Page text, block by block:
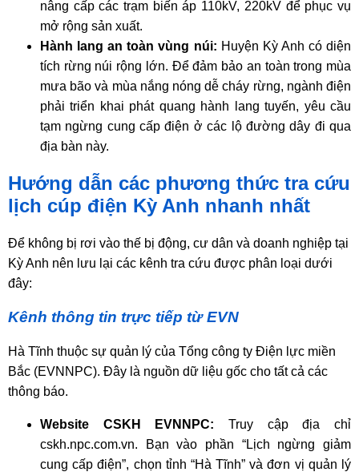
nâng cấp các trạm biến áp 110kV, 220kV để phục vụ
mở rộng sản xuất.
Hành lang an toàn vùng núi: Huyện Kỳ Anh có diện
tích rừng núi rộng lớn. Để đảm bảo an toàn trong mùa
mưa bão và mùa nắng nóng dễ cháy rừng, ngành điện
phải triển khai phát quang hành lang tuyến, yêu cầu
tạm ngừng cung cấp điện ở các lộ đường dây đi qua
địa bàn này.
Hướng dẫn các phương thức tra cứu
lịch cúp điện Kỳ Anh nhanh nhất
Để không bị rơi vào thế bị động, cư dân và doanh nghiệp tại
Kỳ Anh nên lưu lại các kênh tra cứu được phân loại dưới
đây:
Kênh thông tin trực tiếp từ EVN
Hà Tĩnh thuộc sự quản lý của Tổng công ty Điện lực miền
Bắc (EVNNPC). Đây là nguồn dữ liệu gốc cho tất cả các
thông báo.
Website CSKH EVNNPC: Truy cập địa chỉ
cskh.npc.com.vn. Bạn vào phần “Lịch ngừng giảm
cung cấp điện”, chọn tỉnh “Hà Tĩnh” và đơn vị quản lý